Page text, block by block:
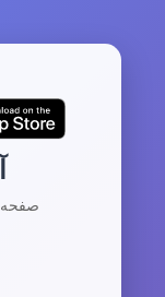
صفحه 1 از 343 | مجموع 3427 آرشیو